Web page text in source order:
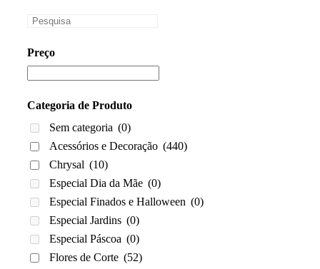
Preço
Categoria de Produto
Sem categoria (0)
Acessórios e Decoração (440)
Chrysal (10)
Especial Dia da Mãe (0)
Especial Finados e Halloween (0)
Especial Jardins (0)
Especial Páscoa (0)
Flores de Corte (52)